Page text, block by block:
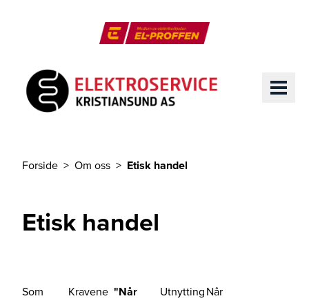
Forside Om oss Etisk handel
Etisk handel
Som
Kravene "Når
Utnytting Når